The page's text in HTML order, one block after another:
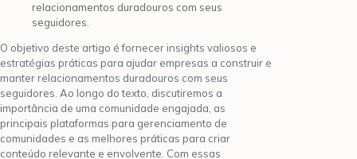
relacionamentos duradouros com seus
seguidores.
O objetivo deste artigo é fornecer insights valiosos e
estratégias práticas para ajudar empresas a construir e
manter relacionamentos duradouros com seus
seguidores. Ao longo do texto, discutiremos a
importância de uma comunidade engajada, as
principais plataformas para gerenciamento de
comunidades e as melhores práticas para criar
conteúdo relevante e envolvente. Com essas